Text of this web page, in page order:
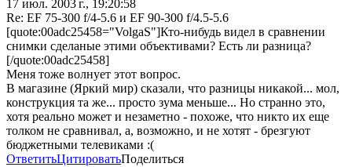
17 июл. 2003 г., 19:20:58
Re: EF 75-300 f/4-5.6 и EF 90-300 f/4.5-5.6
[quote:00adc25458="VolgaS"]Кто-нибудь видел в сравнении
снимки сделаные этими объективами? Есть ли разница?
[/quote:00adc25458]
Меня тоже волнует этот вопрос.
В магазине (Яркий мир) сказали, что разницы никакой... мол,
конструкция та же... просто зума меньше... Но странно это,
хотя реально может и незаметно - похоже, что никто их еще
толком не сравнивал, а, возможно, и не хотят - брезгуют
бюджетными телевиками :(
ОтветитьЦитироватьПоделиться